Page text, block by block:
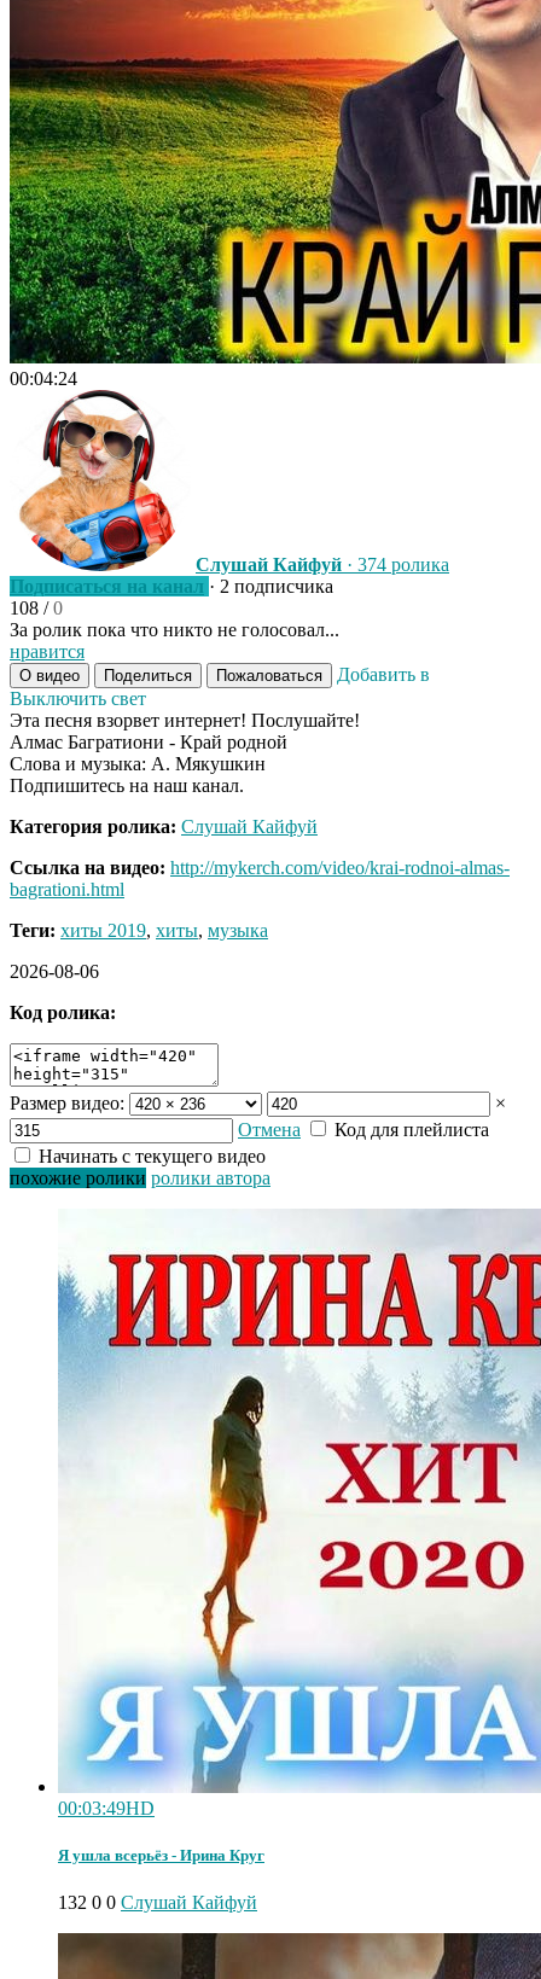
00:04:24
Слушай Кайфуй · 374 ролика
Подписаться на канал · 2 подписчика
108 /0
За ролик пока что никто не голосовал...
нравится
О видео Поделиться Пожаловаться
Добавить в
Выключить свет
Эта песня взорвет интернет! Послушайте!
Алмас Багратиони - Край родной
Слова и музыка: А. Мякушкин
Подпишитесь на наш канал.
Категория ролика: Слушай Кайфуй
Ссылка на видео: http://mykerch.com/video/krai-rodnoi-almas-
bagrationi.html
Теги: хиты 2019, хиты, музыка
2026-08-06
Код ролика:
Размер видео:
×
Отмена
Код для плейлиста
Начинать с текущего видео
похожие ролики ролики автора
00:03:49HD
Я ушла всерьёз - Ирина Круг
132 0 0 Слушай Кайфуй